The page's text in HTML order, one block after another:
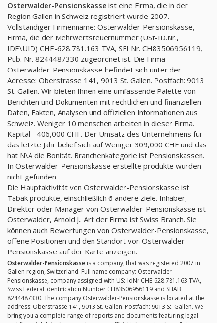
Osterwalder-Pensionskasse ist eine Firma, die in der
Region Gallen in Schweiz registriert wurde 2007.
Vollständiger Firmenname: Osterwalder-Pensionskasse,
Firma, die der Mehrwertsteuernummer (USt-ID.Nr.,
IDE\UID) CHE-628.781.163 TVA, SFI Nr. CH83506956119,
Pub. Nr. 8244487330 zugeordnet ist. Die Firma
Osterwalder-Pensionskasse befindet sich unter der
Adresse: Oberstrasse 141, 9013 St. Gallen. Postfach: 9013
St. Gallen. Wir bieten Ihnen eine umfassende Palette von
Berichten und Dokumenten mit rechtlichen und finanziellen
Daten, Fakten, Analysen und offiziellen Informationen aus
Schweiz. Weniger 10 menschen arbeiten in dieser Firma.
Kapital - 406,000 CHF. Der Umsatz des Unternehmens für
das letzte Jahr belief sich auf Weniger 309,000 CHF und das
hat N\A die Bonität. Branchenkategorie ist Pensionskassen.
In Osterwalder-Pensionskasse erstellte produkte wurden
nicht gefunden.
Die Hauptaktivität von Osterwalder-Pensionskasse ist
Tabak produkte, einschließlich 6 andere ziele. Inhaber,
Direktor oder Manager von Osterwalder-Pensionskasse ist
Osterwalder, Arnold J.. Art der Firma ist Swiss Branch. Sie
können auch Bewertungen von Osterwalder-Pensionskasse,
offene Positionen und den Standort von Osterwalder-
Pensionskasse auf der Karte anzeigen.
Osterwalder-Pensionskasse is a company, that was registered 2007 in
Gallen region, Switzerland. Full name company: Osterwalder-
Pensionskasse, company assigned with USt-IdNr CHE-628.781.163 TVA,
Swiss Federal Identification Number CH83506956119 and SHAB
8244487330. The company Osterwalder-Pensionskasse is located at the
address: Oberstrasse 141, 9013 St. Gallen. Postfach: 9013 St. Gallen. We
bring you a complete range of reports and documents featuring legal